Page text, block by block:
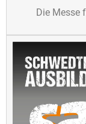
Die Messe